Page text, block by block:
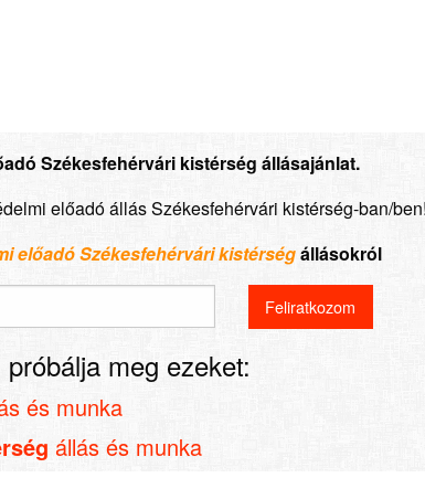
Székesfehérvári kistérség állásajánlat.
előadó állás Székesfehérvári kistérség-ban/ben!
előadó Székesfehérvári kistérségállásokról
meg ezeket:
és munka
állás és munka